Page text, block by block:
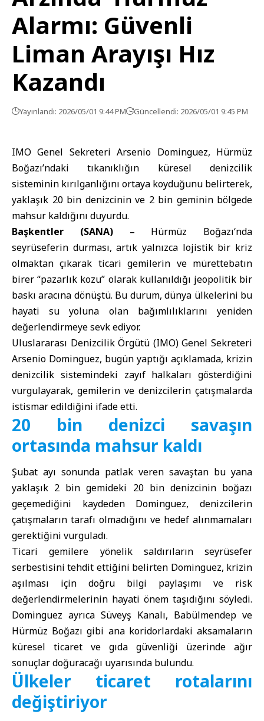
Alarmı: Güvenli
Liman Arayışı Hız
Kazandı
Yayınlandı: 2026/05/01 9:44 PM Güncellendi: 2026/05/01 9:45 PM
IMO Genel Sekreteri Arsenio Dominguez, Hürmüz
Boğazı’ndaki tıkanıklığın küresel denizcilik
sisteminin kırılganlığını ortaya koyduğunu belirterek,
yaklaşık 20 bin denizcinin ve 2 bin geminin bölgede
mahsur kaldığını duyurdu.
Başkentler (SANA) – Hürmüz Boğazı‘nda
seyrüseferin durması, artık yalnızca lojistik bir kriz
olmaktan çıkarak ticari gemilerin ve mürettebatın
birer “pazarlık kozu” olarak kullanıldığı jeopolitik bir
baskı aracına dönüştü. Bu durum, dünya ülkelerini bu
hayati su yoluna olan bağımlılıklarını yeniden
değerlendirmeye sevk ediyor.
Uluslararası Denizcilik Örgütü (IMO) Genel Sekreteri
Arsenio Dominguez, bugün yaptığı açıklamada, krizin
denizcilik sistemindeki zayıf halkaları gösterdiğini
vurgulayarak, gemilerin ve denizcilerin çatışmalarda
istismar edildiğini ifade etti.
20 bin denizci savaşın
ortasında mahsur kaldı
Şubat ayı sonunda patlak veren savaştan bu yana
yaklaşık 2 bin gemideki 20 bin denizcinin boğazı
geçemediğini kaydeden Dominguez, denizcilerin
çatışmaların tarafı olmadığını ve hedef alınmamaları
gerektiğini vurguladı.
Ticari gemilere yönelik saldırıların seyrüsefer
serbestisini tehdit ettiğini belirten Dominguez, krizin
aşılması için doğru bilgi paylaşımı ve risk
değerlendirmelerinin hayati önem taşıdığını söyledi.
Dominguez ayrıca Süveyş Kanalı, Babülmendep ve
Hürmüz Boğazı gibi ana koridorlardaki aksamaların
küresel ticaret ve gıda güvenliği üzerinde ağır
sonuçlar doğuracağı uyarısında bulundu.
Ülkeler ticaret rotalarını
değiştiriyor